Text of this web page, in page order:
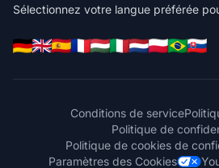
Sélectionnez votre langue préférée
Conditions de service
Politique de
Politique de cookies de
Paramètres des Cookies